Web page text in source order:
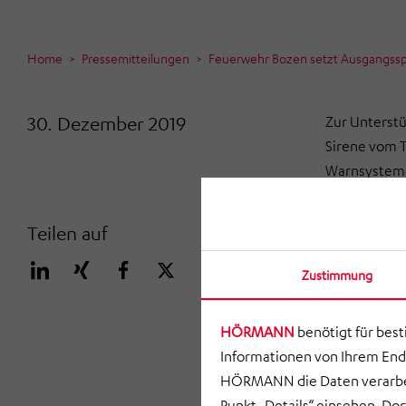
Zustimmung
HÖRMANN benötigt für
Informationen von Ihrem
HÖRMANN die Daten
Home Pressemitteilungen Feuerwehr Bozen setzt
30. Dezember 2019
Teilen auf
Zur
Sirene vom
Für die
Betrieb